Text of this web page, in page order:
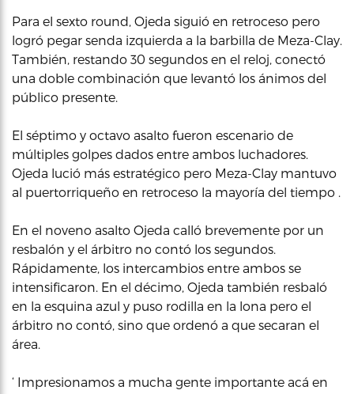
Para el sexto round, Ojeda siguió en retroceso pero
logró pegar senda izquierda a la barbilla de Meza-Clay.
También, restando 30 segundos en el reloj, conectó
una doble combinación que levantó los ánimos del
público presente.
El séptimo y octavo asalto fueron escenario de
múltiples golpes dados entre ambos luchadores.
Ojeda lució más estratégico pero Meza-Clay mantuvo
al puertorriqueño en retroceso la mayoría del tiempo .
En el noveno asalto Ojeda calló brevemente por un
resbalón y el árbitro no contó los segundos.
Rápidamente, los intercambios entre ambos se
intensificaron. En el décimo, Ojeda también resbaló
en la esquina azul y puso rodilla en la lona pero el
árbitro no contó, sino que ordenó a que secaran el
área.
‘ Impresionamos a mucha gente importante acá en